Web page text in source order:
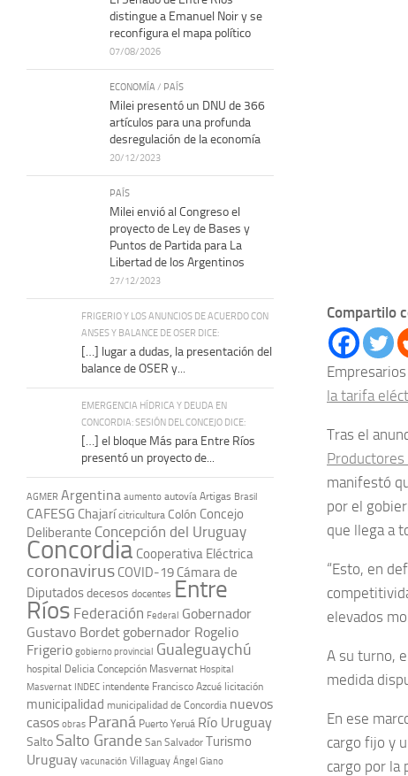
Compartilo
la tarifa
Tras el
Productores
manifestó
por el
que llega a
“Esto, en
elevados
A su turno,
medida
En ese
cargo fijo y
cargo por la
distingue a Emanuel Noir y se
reconfigura el mapa político
07/08/2026
ECONOMÍA / PAÍS
Milei presentó un DNU de 366
artículos para una profunda
desregulación de la economía
20/12/2023
PAÍS
Milei envió al Congreso el
proyecto de Ley de Bases y
Puntos de Partida para La
Libertad de los Argentinos
27/12/2023
FRIGERIO Y LOS ANUNCIOS DE ACUERDO CON
ANSES Y BALANCE DE OSER DICE:
[…] lugar a dudas, la presentación del
balance de OSER y...
EMERGENCIA HÍDRICA Y DEUDA EN
CONCORDIA: SESIÓN DEL CONCEJO DICE:
[…] el bloque Más para Entre Ríos
presentó un proyecto de...
AGMER Argentina aumento autovía Artigas Brasil
CAFESG Chajarí citricultura Colón Concejo
Deliberante Concepción del Uruguay
Concordia Cooperativa Eléctrica
coronavirus COVID-19 Cámara de
Diputadosdecesos docentes Entre
Ríos Federación Federal Gobernador
Gustavo Bordet gobernador Rogelio
Frigerio gobierno provincial Gualeguaychú
hospital Delicia Concepción Masvernat Hospital
Masvernat INDEC intendente Francisco Azcué licitación
municipalidad municipalidad de Concordia nuevos
casos obras Paraná Puerto Yeruá Río Uruguay
Salto Salto Grande San Salvador Turismo
Uruguay vacunación Villaguay Ángel Giano